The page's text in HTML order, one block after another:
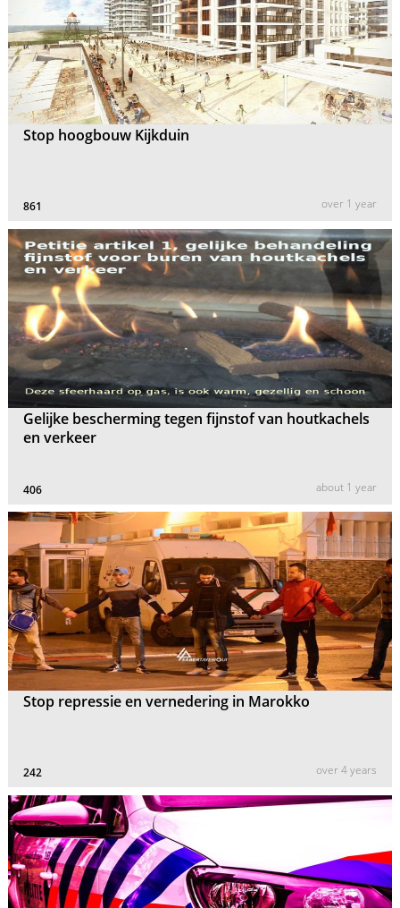
Stop hoogbouw Kijkduin
861 over 1 year
Gelijke bescherming tegen fijnstof van houtkachels
en verkeer
406 about 1 year
Stop repressie en vernedering in Marokko
242 over 4 years